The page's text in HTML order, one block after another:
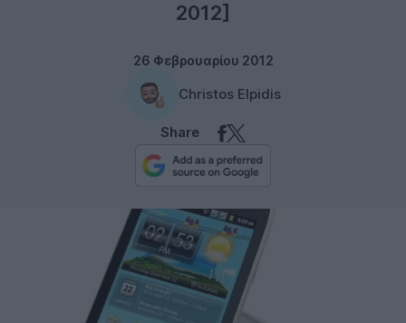
2012]
26 Φεβρουαρίου 2012
Christos Elpidis
Share